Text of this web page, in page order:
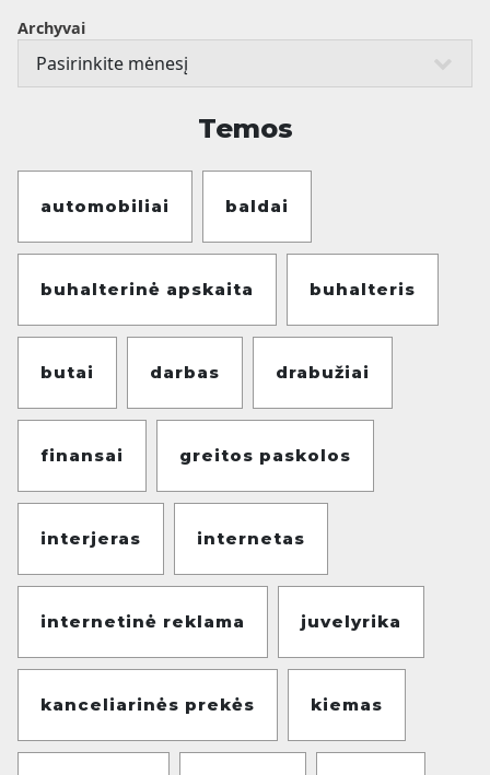
Archyvai
Temos
automobiliai baldai
buhalterinė apskaita buhalteris
butai darbas drabužiai
finansai greitos paskolos
interjeras internetas
internetinė reklama juvelyrika
kanceliarinės prekės kiemas